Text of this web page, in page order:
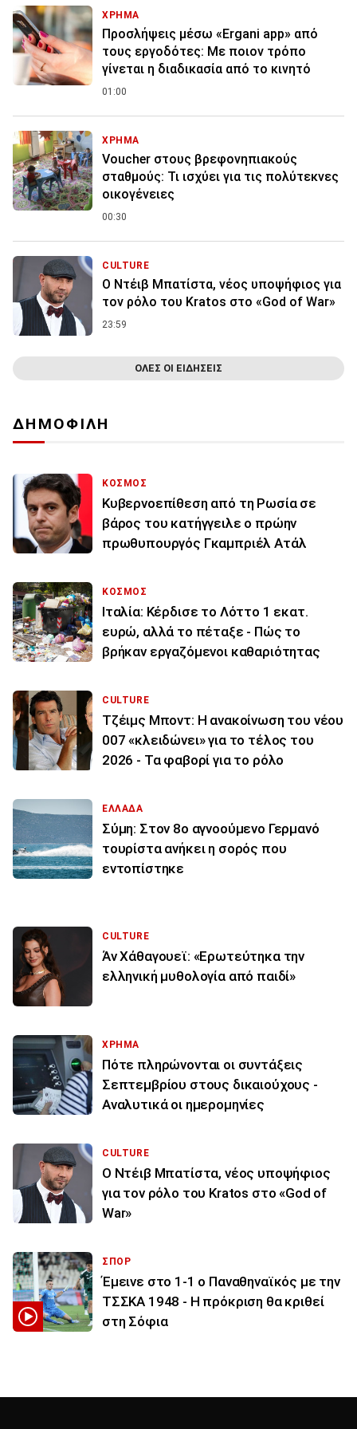
ΧΡΗΜΑ
Προσλήψεις μέσω «Ergani app» από
τους εργοδότες: Με ποιον τρόπο
γίνεται η διαδικασία από το κινητό
01:00
ΧΡΗΜΑ
Voucher στους βρεφονηπιακούς
σταθμούς: Τι ισχύει για τις πολύτεκνες
οικογένειες
00:30
CULTURE
Ο Ντέιβ Μπατίστα, νέος υποψήφιος για
τον ρόλο του Kratos στο «God of War»
23:59
ΟΛΕΣ ΟΙ ΕΙΔΗΣΕΙΣ
ΔΗΜΟΦΙΛΗ
ΚΟΣΜΟΣ
Κυβερνοεπίθεση από τη Ρωσία σε
βάρος του κατήγγειλε ο πρώην
πρωθυπουργός Γκαμπριέλ Ατάλ
ΚΟΣΜΟΣ
Ιταλία: Κέρδισε το Λόττο 1 εκατ.
ευρώ, αλλά το πέταξε - Πώς το
βρήκαν εργαζόμενοι καθαριότητας
CULTURE
Τζέιμς Μποντ: Η ανακοίνωση του νέου
007 «κλειδώνει» για το τέλος του
2026 - Τα φαβορί για το ρόλο
ΕΛΛΑΔΑ
Σύμη: Στον 8ο αγνοούμενο Γερμανό
τουρίστα ανήκει η σορός που
εντοπίστηκε
CULTURE
Άν Χάθαγουεϊ: «Ερωτεύτηκα την
ελληνική μυθολογία από παιδί»
ΧΡΗΜΑ
Πότε πληρώνονται οι συντάξεις
Σεπτεμβρίου στους δικαιούχους -
Αναλυτικά οι ημερομηνίες
CULTURE
Ο Ντέιβ Μπατίστα, νέος υποψήφιος
για τον ρόλο του Kratos στο «God of
War»
ΣΠΟΡ
Έμεινε στο 1-1 ο Παναθηναϊκός με την
ΤΣΣΚΑ 1948 - Η πρόκριση θα κριθεί
στη Σόφια